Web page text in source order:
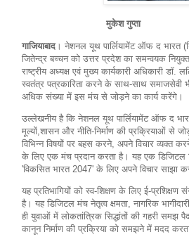
मुकेश गुप्ता
गाजियाबाद। नेशनल यूथ पार्लियामेंट ऑफ द भारत
जितेन्द्र बच्चन को उत्तर प्रदेश का समन्वयक
राष्ट्रीय अध्यक्ष एवं मुख्य कार्यकारी अधिकारी
स्वतंत्र पत्रकारिता करने के साथ-साथ समाजसेवी
अधिक संख्या में इस मंच से जोड़ने का कार्य करेंगे।
उल्लेखनीय है कि नेशनल यूथ पार्लियामेंट ऑफ द
मूल्यों,शासन और नीति-निर्माण की प्रक्रियाओं से
विभिन्न विषयों पर बहस करने, अपने विचार व्यक्त
के लिए एक मंच प्रदान करता है। यह एक डिजिटल
'विकसित भारत 2047' के लिए अपने विचार साझा
यह प्रतिभागियों को स्व-शिक्षण के लिए ई-प्रशिक्षण
है। यह डिजिटल मंच नेतृत्व क्षमता, नागरिक
ही युवाओं में लोकतांत्रिक सिद्धांतों की गहरी समझ
कानून निर्माण की प्रक्रिया को समझने में मदद